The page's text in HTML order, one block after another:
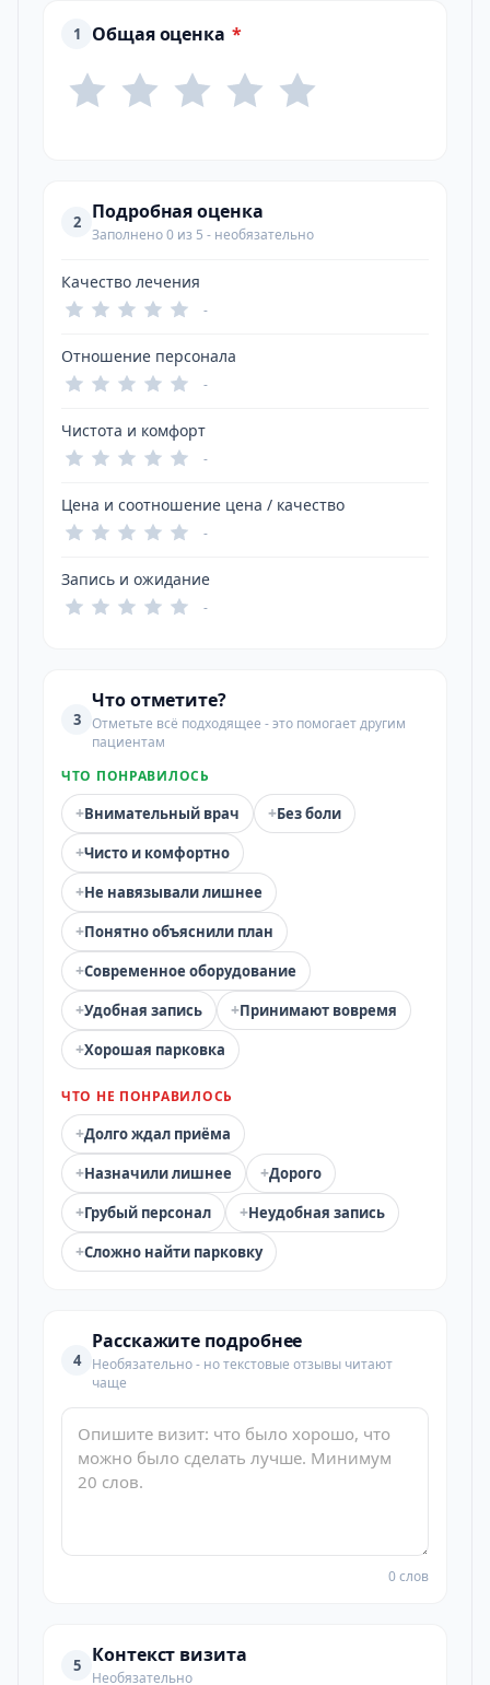
1 Общая оценка *
2 Подробная оценка
Заполнено 0 из 5 - необязательно
Качество лечения
-
Отношение персонала
-
Чистота и комфорт
-
Цена и соотношение цена / качество
-
Запись и ожидание
-
3
Что отметите?
Отметьте всё подходящее - это помогает другим
пациентам
ЧТО ПОНРАВИЛОСЬ
+Внимательный врач +Без боли
+Чисто и комфортно
+Не навязывали лишнее
+Понятно объяснили план
+Современное оборудование
+Удобная запись +Принимают вовремя
+Хорошая парковка
ЧТО НЕ ПОНРАВИЛОСЬ
+Долго ждал приёма
+Назначили лишнее +Дорого
+Грубый персонал +Неудобная запись
+Сложно найти парковку
4
Расскажите подробнее
Необязательно - но текстовые отзывы читают
чаще
0 слов
5 Контекст визита
Необязательно